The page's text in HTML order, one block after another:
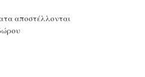
αποστέλλονται